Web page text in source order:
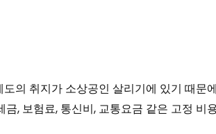
의 취지가 소상공인 살리기에 있기 때
, 보험료, 통신비, 교통요금 같은 고정